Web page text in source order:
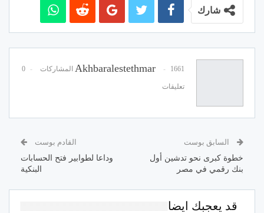
شارك
Akhbaralestethmar 1661 المشاركات 0
تعليقات
السابق بوست
خطوة كبرى نحو تدشين أول
بنك رقمي في مصر
القادم بوست
وداعا لطوابير فتح الحسابات
البنكية
قد يعجبك ايضا